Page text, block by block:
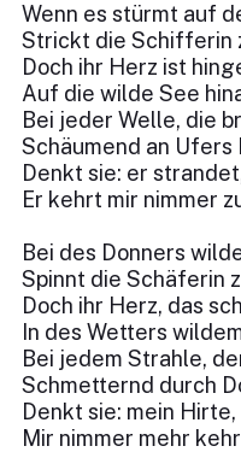
Wenn es stürmt auf
Strickt die Schifferin
Doch ihr Herz ist
Auf die wilde See
Bei jeder Welle, die
Schäumend an Ufers
Denkt sie: er
Er kehrt mir nimmer
Bei des Donners
Spinnt die Schäferin
Doch ihr Herz, das
In des Wetters
Bei jedem Strahle,
Schmetternd durch
Denkt sie: mein
Mir nimmer mehr